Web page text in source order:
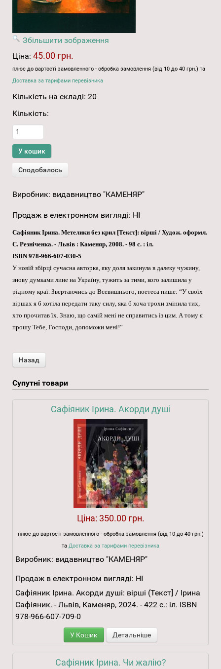
Збільшити зображення
Ціна: 45.00 грн.
плюс до вартості замовленного - обробка замовлення (від 10 до 40 грн.) та
Доставка за тарифами перевізника
Кількість на складі: 20
Кількість:
Виробник: видавництво "КАМЕНЯР"
Продаж в електронном вигляді: НІ
Сафіяник Ірина. Метелики без крил [Текст]: вірші / Худож. оформл.
С. Резніченка. - Львів : Каменяр, 2008. - 98 с. : іл.
ISBN 978-966-607-030-5
У новій збірці сучасна авторка, яку доля закинула в далеку чужину,
знову думками лине на Україну, тужить за тими, кого залишила у
рідному краї. Звертаючись до Всевишнього, поетеса пише: “У своїх
віршах я б хотіла передати таку силу, яка б хоча трохи змінила тих,
хто прочитав їх. Знаю, що самій мені не справитись із цим. А тому я
прошу Тебе, Господи, допоможи мені!”
Супутні товари
Сафіяник Ірина. Акорди душі
Ціна: 350.00 грн.
плюс до вартості замовленного - обробка замовлення (від 10 до 40 грн.)
та Доставка за тарифами перевізника
Виробник: видавництво "КАМЕНЯР"
Продаж в електронном вигляді: НІ
Сафіяник Ірина. Акорди душі: вірші (Текст] / Ірина
Сафіяник. - Львів, Каменяр, 2024. - 422 с.: іл. ISBN
978-966-607-709-0
У Кошик Детальніше
Сафіяник Ірина. Чи жалію?